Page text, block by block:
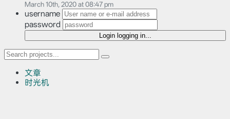
March 10th, 2020 at 08:47 pm
username
password
Login logging in...
文章
时光机